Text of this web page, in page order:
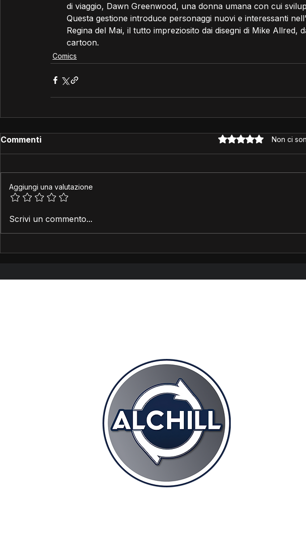
di viaggio, Dawn Greenwood, una donna umana con cui
Questa gestione introduce personaggi nuovi e interessanti
Regina del Mai, il tutto impreziosito dai disegni di Mike Allred,
cartoon.
Comics
Commenti Valutazione 0 stelle su
Non ci
Aggiungi una valutazione
Scrivi un commento...